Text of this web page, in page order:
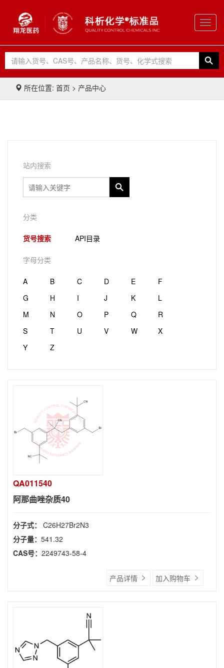
所在位置: 首页 > 产品中心
站内搜索
分类
货号搜索 API目录
字母分类
A B C D E
F
G
H I J K
L
M
N O P Q
R
S
T U V W
X
Y
Z
QA011540
阿那曲唑杂质40
分子式： C26H27Br2N3
分子量： 541.32
CAS号： 2249743-58-4
产品详情 加入购物车